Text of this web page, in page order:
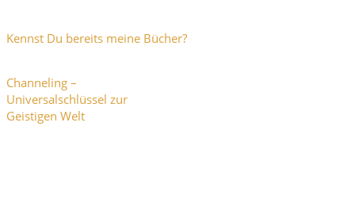
Kennst Du bereits meine Bücher?
Channeling –
Universalschlüssel zur
Geistigen Welt